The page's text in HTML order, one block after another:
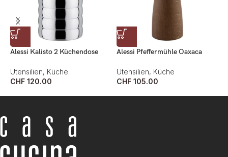
Alessi Kalisto 2 Küchendose
Utensilien, Küche
CHF 120.00
Alessi Pfeffermühle Oaxaca
Utensilien, Küche
CHF 105.00